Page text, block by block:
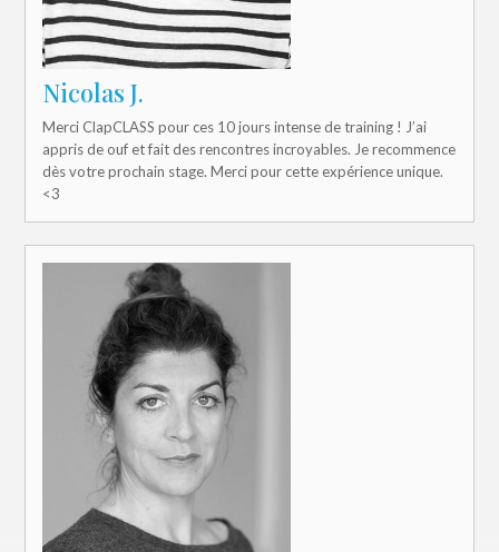
Nicolas J.
Merci ClapCLASS pour ces 10 jours intense de training ! J’ai
appris de ouf et fait des rencontres incroyables. Je recommence
dès votre prochain stage. Merci pour cette expérience unique.
<3